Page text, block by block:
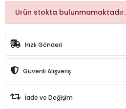
Ürün stokta bulunmamaktadır.
Hızlı Gönderi
Güvenli Alışveriş
İade ve Değişim